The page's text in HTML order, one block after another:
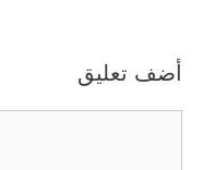
أضف تعليق